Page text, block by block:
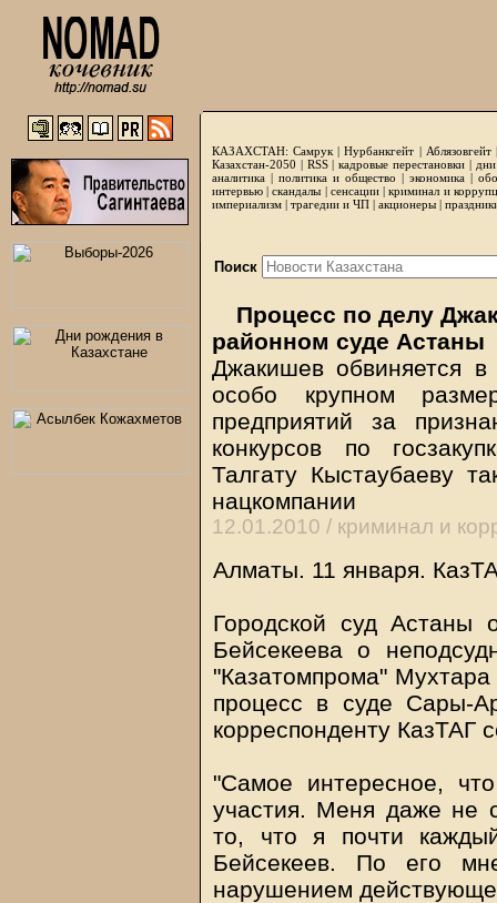
КАЗАХСТАН: Самрук |Нурбанкгейт | Аблязовгейт
Казахстан-2050 | RSS|кадровые перестановки|
аналитика | политика и общество | экономика |
интервью |скандалы | сенсации|криминал и
империализм | трагедии и ЧП | акционеры |
Поиск
Процесс по делу
районном суде Астаны
Джакишев обвиняется в
особо крупном
предприятий за
конкурсов по
Талгату Кыстаубаеву
нацкомпании
12.01.2010 / криминал и
Алматы. 11 января.
Городской суд Астаны
Бейсекеева о
"Казатомпрома"
процесс в суде Сары-
корреспонденту КазТАГ
"Самое интересное,
участия. Меня даже не
то, что я почти
Бейсекеев. По его
нарушением